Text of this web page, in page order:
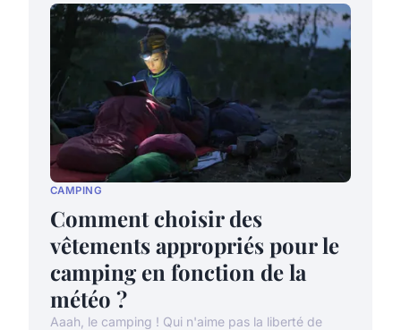
CAMPING
Comment choisir des
vêtements appropriés pour le
camping en fonction de la
météo ?
Aaah, le camping ! Qui n'aime pas la liberté de